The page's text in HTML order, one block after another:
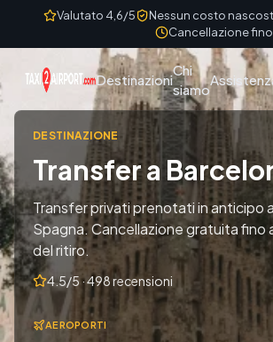
Skip to content
Valutato 4,6/5 Nessun costo
Cancellazione fino
Destinazioni
Chi
siamo
DESTINAZIONE
Transfer a
Transfer privati prenotati in anticipo
Spagna. Cancellazione gratuita fino
del ritiro.
4.5/5 · 498 recensioni
AEROPORTI